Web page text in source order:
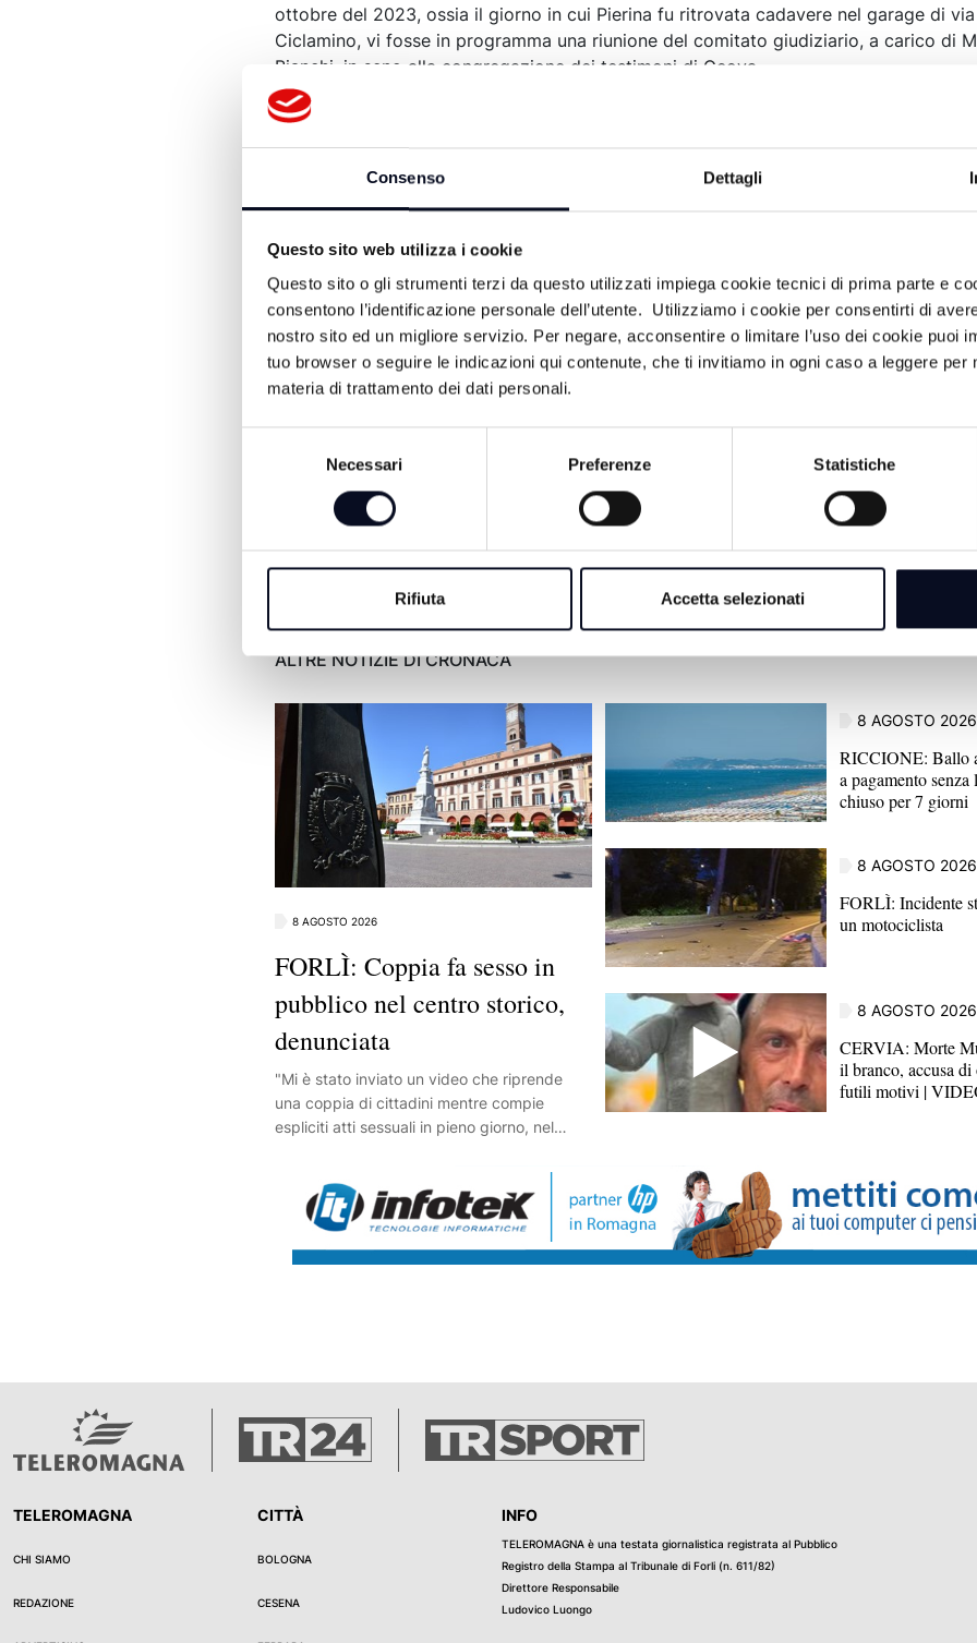
Consenso Dettagli
Questo sito web utilizza i cookie
Questo sito o gli strumenti terzi da questo utilizzati impiega cookie tecnici di prima parte e
consentono l’identificazione personale dell’utente. Utilizziamo i cookie per consentirti di
nostro sito ed un migliore servizio. Per negare, acconsentire o limitare l’uso dei cookie puoi
tuo browser o seguire le indicazioni qui contenute, che ti invitiamo in ogni caso a leggere per
materia di trattamento dei dati personali.
Necessari Preferenze Statistiche
Rifiuta Accetta selezionati
ottobre del 2023, ossia il giorno in cui Pierina fu ritrovata cadavere nel garage di
Ciclamino, vi fosse in programma una riunione del comitato giudiziario, a carico di
Bianchi, in seno alla congregazione dei testimoni di Geova.
Il punto in questione è che il tradimento della Bianchi con Dassilva sarebbe potuto
continuano come prima", ha spiegato l'anziano.
corrente lo stesso Dassilva al quale la donna la sera dell'omicidio inviò una serie di
sulla riunione della commissione giudiziaria che si sarebbe tenuta all'indomani.
altro anziano della congregazione Andrea Mengucci. "Il tradimento è un peccato
chiesto dal difensore Andrea Guidi e affermativa è stata la risposta del testimone.
Bianchi non è più testimone di Geova dal gennaio 2024", ha specificato il testimone.
stata poi aggiornata al 17 novembre alle 9 per sentire Giuliano Saponi, e il fratello
ALTRE NOTIZIE DI CRONACA
8 AGOSTO 2026
FORLÌ: Coppia fa sesso in
pubblico nel centro storico,
denunciata
"Mi è stato inviato un video che riprende
una coppia di cittadini mentre compie
espliciti atti sessuali in pieno giorno, nel
bambini".
8 AGOSTO 2026
RICCIONE: Ballo
a pagamento
chiuso per 7 giorni
8 AGOSTO 2026
FORLÌ: Incidente
un motociclista
8 AGOSTO 2026
CERVIA: Morte
il branco, accusa
futili motivi |
TELEROMAGNA
CHI SIAMO
REDAZIONE
CITTÀ
BOLOGNA
CESENA
INFO
TELEROMAGNA è una testata giornalistica registrata al Pubblico
Registro della Stampa al Tribunale di Forli (n. 611/82)
Direttore Responsabile
Ludovico Luongo